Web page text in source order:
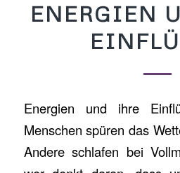
ENERGIEN
Energien und ihre
Menschen spüren das
Andere schlafen bei